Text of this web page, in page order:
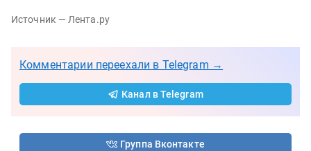
Источник — Лента.ру
Комментарии переехали в Telegram →
Канал в Telegram
Группа Вконтакте